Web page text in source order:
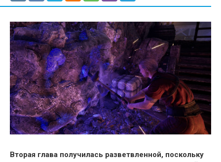
Вторая глава получилась разветвленной, поскольку